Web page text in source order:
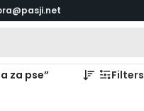
za pse” Filters